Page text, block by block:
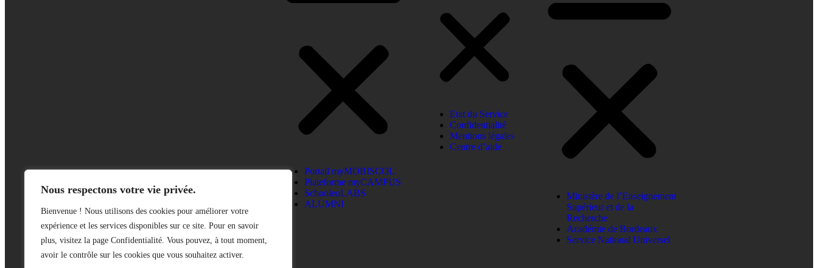
Nous respectons votre vie privée.
Bienvenue ! Nous utilisons des cookies pour améliorer votre
expérience et les services disponibles sur ce site. Pour en savoir
plus, visitez la page Confidentialité. Vous pouvez, à tout moment,
avoir le contrôle sur les cookies que vous souhaitez activer.
Portail myMOBISCOL
Plateforme myCAMPUS
SchooleoLABS
ALUMNI
Etat du Service
Confidentialité
Mentions légales
Centre d’aide
Ministère de l’Enseignement
Supérieur et de la
Recherche
Académie de Bordeaux
Service National Universel